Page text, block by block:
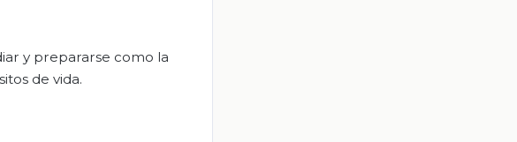
y prepararse como la
de vida.